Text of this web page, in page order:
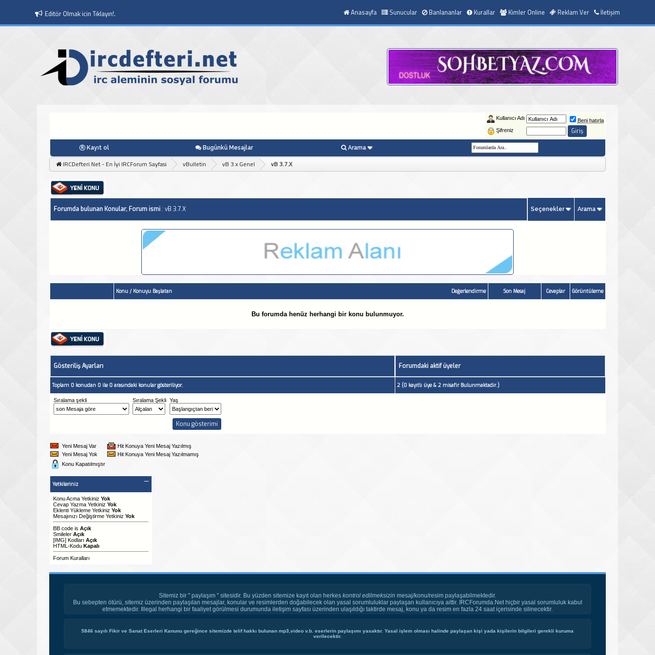
Editör Olmak icin Tıklayın!. Anasayfa Sunucular Banlananlar Kurallar Kimler Online Reklam Ver İletişim
Kullanıcı Adı
Beni hatırla
Şifreniz
Kayıt ol Bugünkü Mesajlar Arama
IRCDefteri.Net - En İyi IRCForum Sayfasi vBulletin vB 3.x Genel vB 3.7.X
Forumda bulunan Konular, Forum ismi: vB 3.7.X Seçenekler Arama
Değerlendirme
Konu/ Konuyu Başlatan Son Mesaj Cevaplar Görüntüleme
Bu forumda henüz herhangi bir konu bulunmuyor.
Gösteriliş Ayarları Forumdaki aktif üyeler
Toplam 0 konudan 0 ile 0 arasındaki konular gösteriliyor. 2 (0 kayıtlı üye & 2 misafir Bulunmaktadir.)
Sıralama şekli Sıralama Şekli Yaş
Yeni Mesaj Var
Hit Konuya Yeni Mesaj Yazılmış
Yeni Mesaj Yok
Hit Konuya Yeni Mesaj Yazılmamış
Konu Kapatılmıştır
Yetkileriniz
Konu Acma Yetkiniz Yok
Cevap Yazma Yetkiniz Yok
Eklenti Yükleme Yetkiniz Yok
Mesajınızı Değiştirme Yetkiniz Yok
BB codeis Açık
Smileler Açık
[IMG]Kodları Açık
HTML-Kodu Kapalı
Forum Kuralları
Sitemiz bir " paylaşım " sitesidir. Bu yüzden sitemize kayıt olan herkes kontrol edilmeksizin mesaj/konu/resim paylaşabilmektedir.
Bu sebepten ötürü, sitemiz üzerinden paylaşılan mesajlar, konular ve resimlerden doğabilecek olan yasal sorumluluklar paylaşan kullanıcıya aittir. IRCForumda.Net hiçbir yasal sorumluluk kabul
etmemektedir. Illegal herhangi bir faaliyet görülmesi durumunda iletişim sayfası üzerinden ulaşıldığı taktirde mesaj, konu ya da resim en fazla 24 saat içerisinde silinecektir.
5846 sayılı Fikir ve Sanat Eserleri Kanunu gereğince sitemizde telif hakkı bulunan mp3,video v.b. eserlerin paylaşımı yasaktır. Yasal işlem olması halinde paylaşan kişi yada kişilerin bilgileri gerekli kuruma
verilecektir.